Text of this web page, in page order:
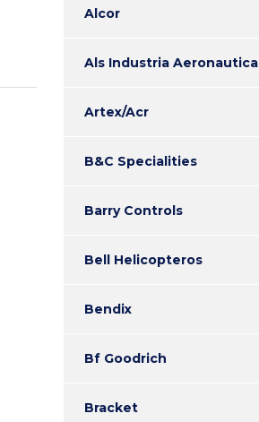
Alcor
Als Industria Aeronautica
Artex/Acr
B&C Specialities
Barry Controls
Bell Helicopteros
Bendix
Bf Goodrich
Bracket